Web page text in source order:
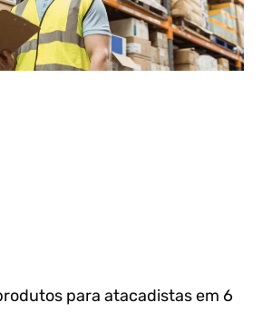
para atacadistas em 6